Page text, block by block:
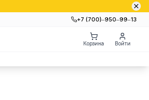
+7 (700)‒950‒99‒13
Корзина Войти